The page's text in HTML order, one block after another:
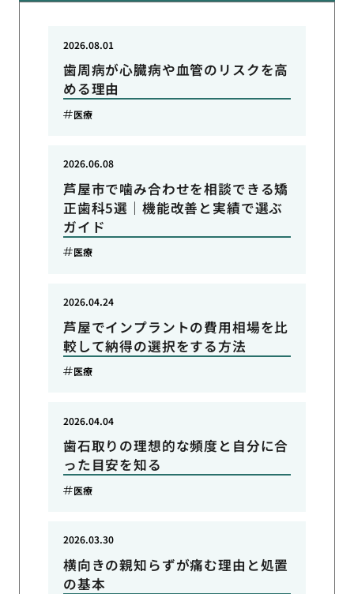
歯周病が心臓病や血管のリスクを高
める理由
2026.08.01
医療
芦屋市で噛み合わせを相談できる矯
正歯科5選｜機能改善と実績で選ぶ
ガイド
2026.06.08
医療
芦屋でインプラントの費用相場を比
較して納得の選択をする方法
2026.04.24
医療
歯石取りの理想的な頻度と自分に合
った目安を知る
2026.04.04
医療
横向きの親知らずが痛む理由と処置
の基本
2026.03.30